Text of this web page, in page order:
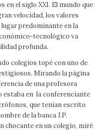
en el siglo XXI. El mundo que
velocidad, los valores
predominante en la
tecnológico va
profunda.
colegios topé con uno de
Mirando la página
de una profesora
estaba en la conferenciante
que tenían escrito
de la banca J.P.
chocante en un colegio, miré